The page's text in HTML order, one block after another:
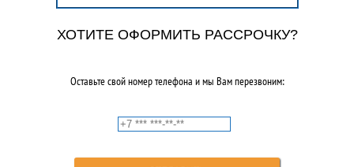
ХОТИТЕ ОФОРМИТЬ РАССРОЧКУ?
Оставьте свой номер телефона и мы Вам перезвоним: